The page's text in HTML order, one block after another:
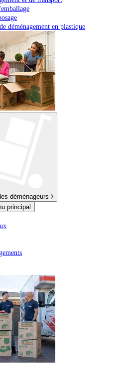
déménagement en plastique
déménageurs
principal